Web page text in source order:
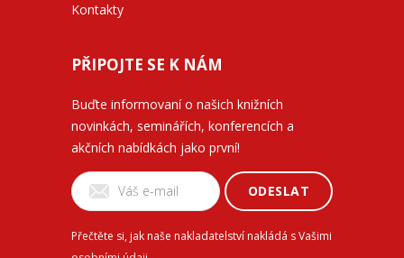
Kontakty
PŘIPOJTE SE K NÁM
Buďte informovaní o našich knižních
novinkách, seminářích, konferencích a
akčních nabídkách jako první!
ODESLAT
Přečtěte si, jak naše nakladatelství nakládá s Vašimi